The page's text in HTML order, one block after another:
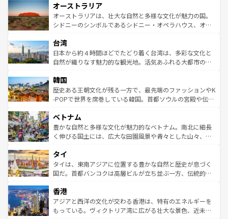
部のニューオーリンズでは、音楽と美食が融合した独特の
文化が魅力。旅行者はアメリカの各地域で異なる魅力を楽
しみながら、その多様性と豊かな歴史を感じることができ
ならではの贅沢な旅のスタイルだ。 なお、新着のアメリカ
情報はコンテンツ一覧を参照してほしい。
ワイ島は見逃せない。また、定番の観光地といえばオアフ
島だが、静かな自然を求めるならマウイ島やカウアイ島が
おすすめ。エメラルドグリーンに輝く海をはじめ、豊かな
れるおもてなしの心で訪れる人々を迎えてくれるハワイの
人々、おいしいローカルフードやハワイアンミュージッ
ク、伝統的なフラダンスなど、すべてがハワイの魅力を彩
ワイを、存分に味わってほしい。 なお、新着のハワイ情報
はコンテンツ一覧を参照してほしい。
オーストラリア
オーストラリアは、壮大な自然と多様な文化が魅力の国。
シドニーのシンボルであるシドニー・オペラハウス、オー
リアリーフや大陸中央部にそびえるウルル（エアーズロッ
ク）、タスマニアの美しい原生林やケアンズの熱帯雨林な
ど、見どころがたくさん。また、カフェやワイン、オージ
いる。アクティビティも充実しており、サーフィンやダイ
ビング、ハイキングなど、アウトドア好きにはたまらな
い。オーストラリアの多彩な魅力を存分に味わいつくそ
参照してほしい。
台湾
日本から約４時間ほどでたどり着く台湾は、多彩な文化と
自然が織りなす魅力的な観光地。活気あふれる大都市の台
ン）、静ひつな山岳地帯である台湾東部など、都市の喧騒
と山間の静けさが共存しており、訪れる人に新しい発見と
驚きをもたらしてくれる。また、奥深い台湾の食文化も魅
容にもいいと評判のスイーツなど、バラエティ豊かな料理
が味わえる。 なお、新着の台湾情報は コンテンツ一覧を参
照してほしい。
韓国
歴史ある王朝文化が残る一方で、最先端のファッションやK
-POPで世界を席巻している韓国。首都ソウルの宮殿や伝統
き、地方に足を延ばせば四季折々の自然美を楽しむことが
できる。そして、キムチや焼肉、絶品のストリートフード
まで、さまざまな韓国料理が待っている。夜には、韓国な
リティに包まれながら、韓国の多彩な魅力を心ゆくまで味
わってみてほしい。 なお、新着の韓国情報はコンテンツ一
覧を参照してほしい。
ベトナム
豊かな自然と多様な文化が魅力的なベトナム。南北に細長
く伸びる国土には、広大な田園風景や青々とした山々、世
急速な発展と共に伝統が息づく。ハノイの古い町並みやホ
ーチミン市のフランス統治時代の建物も、独特の雰囲気を
醸し出している。また、バラエティの豊かさとおいしさで
とつ。フォーやバインミー、ベトナムコーヒーなどは、ぜ
ひ現地で味わいたい。どの地域を訪れてもあたたかい人々
が旅行者を迎えてくれるので、きっと忘れられない旅にな
タイ
タイは、東南アジアに位置する豊かな自然と歴史が息づく
国だ。首都バンコクは高層ビルが立ち並ぶ一方、伝統的な
の活気が交差している。北部ではチェンマイなどの山岳地
帯で自然と触れ合い、南部ではプーケットやクラビの美し
いビーチでリゾート気分を楽しむことができる。タイ料理
香港
アジアと西洋の文化が交わる香港は、特有のエネルギーを
もっている。ヴィクトリア湾に広がる壮大な景色、近未来